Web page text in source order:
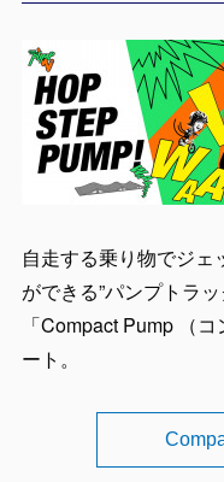
自走する乗り物でジェ
ができる”パンプトラ
「Compact Pump （
ート。